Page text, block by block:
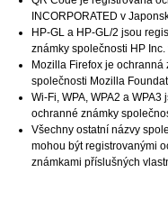
INCORPORATED v
HP-GL a HP-GL/2 jsou
známky společnosti HP Inc.
Mozilla Firefox je ochranná
společnosti Mozilla
Wi-Fi,WPA,WPA2 aWPA3
ochranné známky
Všechny ostatní názvy
mohou být registrovanými
známkami příslušných